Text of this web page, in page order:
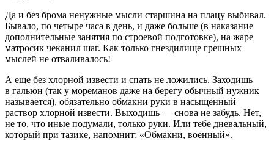
Да и без брома ненужные мысли старшина на плацу выбивал.
Бывало, по четыре часа в день, и даже больше (в наказание
дополнительные занятия по строевой подготовке), на жаре
матросик чеканил шаг. Как только гнездилище грешных
мыслей не отваливалось!
А еще без хлорной извести и спать не ложились. Заходишь
в гальюн (так у мореманов даже на берегу обычный нужник
называется), обязательно обмакни руки в насыщенный
раствор хлорной извести. Выходишь — снова не забудь. Нет,
не то, что иные подумали, только руки. Или тебе дневальный,
который при тазике, напомнит: «Обмакни, военный».